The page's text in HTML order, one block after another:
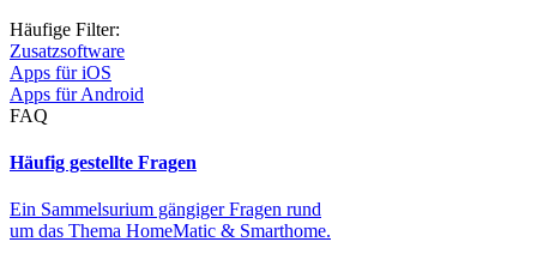
Häufige Filter:
Zusatzsoftware
Apps für iOS
Apps für Android
FAQ
Häufig gestellte Fragen
Ein Sammelsurium gängiger Fragen rund
um das Thema HomeMatic & Smarthome.